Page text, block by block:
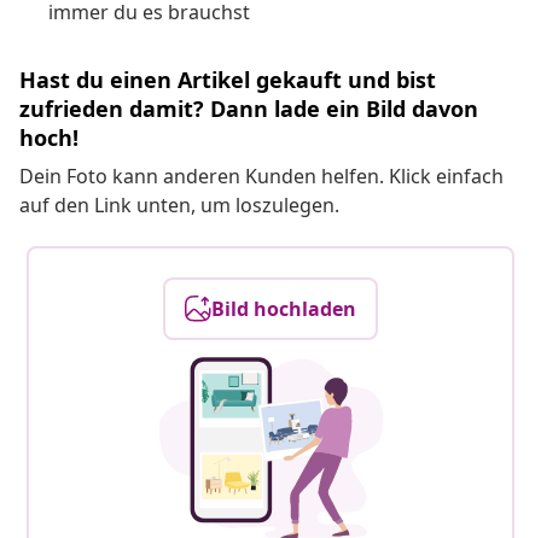
immer du es brauchst
Hast du einen Artikel gekauft und bist
zufrieden damit? Dann lade ein Bild davon
hoch!
Dein Foto kann anderen Kunden helfen. Klick einfach
auf den Link unten, um loszulegen.
Bild hochladen